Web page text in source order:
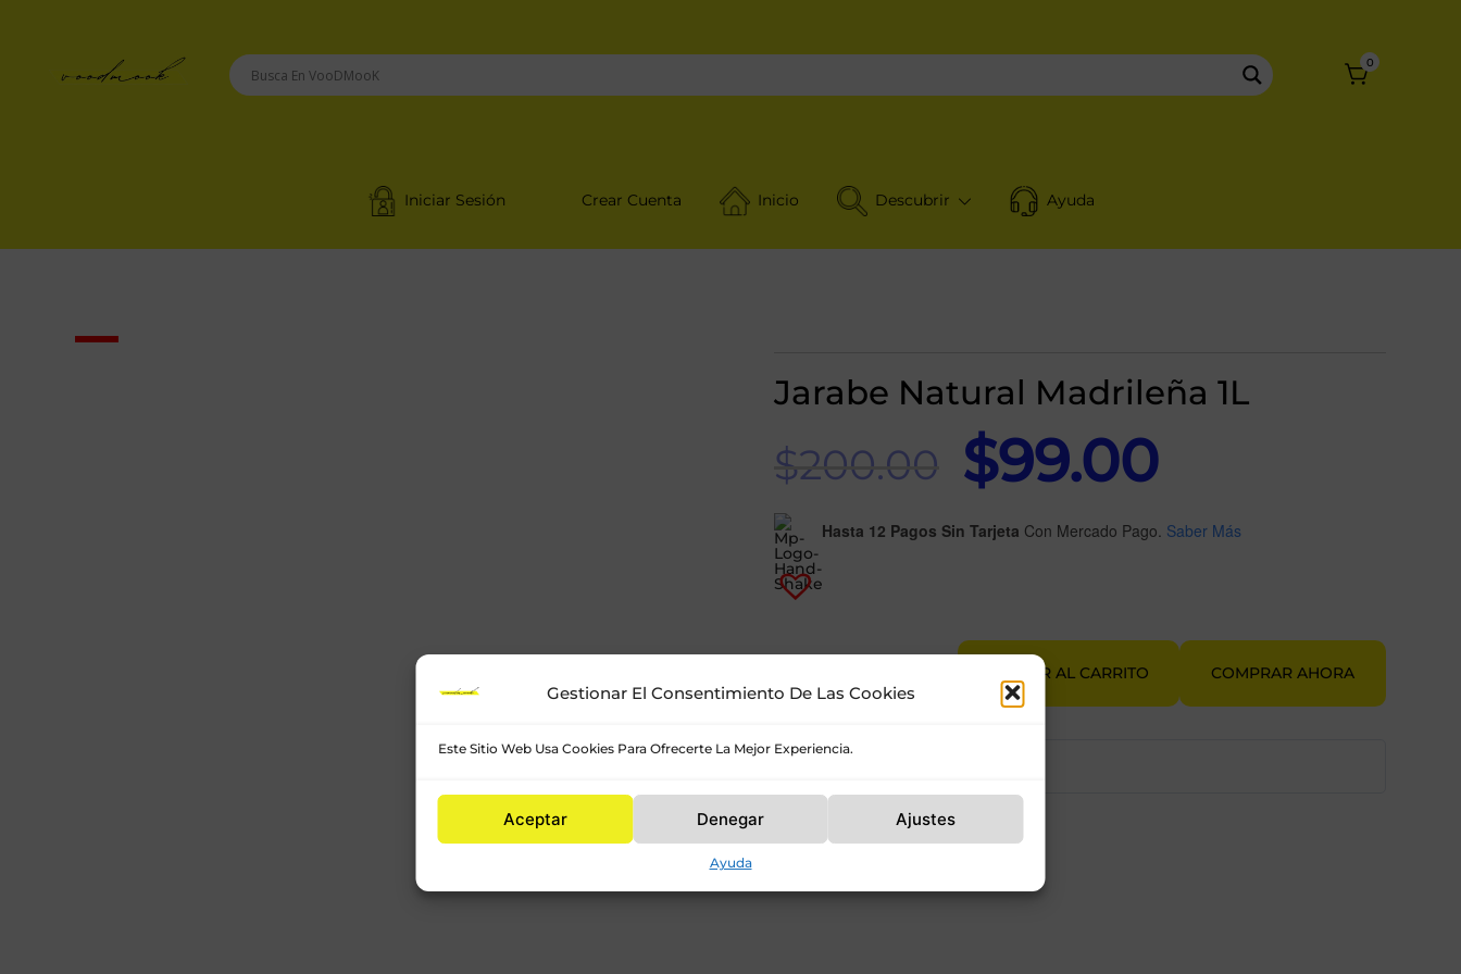
Gestionar El Consentimiento De Las Cookies
Este Sitio Web Usa Cookies Para Ofrecerte La Mejor Experiencia.
Aceptar Denegar Ajustes
Ayuda
0
Iniciar Sesión Crear Cuenta Inicio Descubrir Ayuda
Jarabe Natural Madrileña 1L
$200.00 El
Precio
Era:
$200.00.
$99.00El
Precio
Es:
$99.00.
Hasta 12 Pagos Sin Tarjeta Con Mercado Pago. Saber Más
1L
AÑADIR AL CARRITO COMPRAR AHORA
vendedor
Consultar